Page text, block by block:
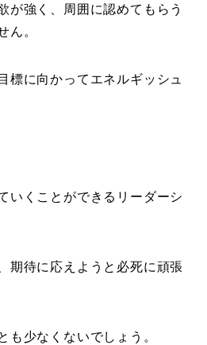
が強く、周囲に認めてもらう
ん。
標に向かってエネルギッシュ
いくことができるリーダーシ
期待に応えようと必死に頑張
も少なくないでしょう。